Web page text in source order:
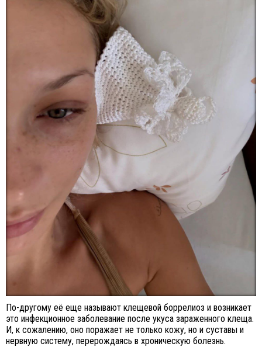
По-другому её еще называют клещевой боррелиоз и возникает
это инфекционное заболевание после укуса зараженного клеща.
И, к сожалению, оно поражает не только кожу, но и суставы и
нервную систему, перерождаясь в хроническую болезнь.